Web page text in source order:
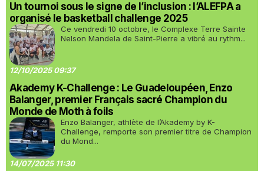
Un tournoi sous le signe de l’inclusion : l’ALEFPA a
organisé le basketball challenge 2025
Ce vendredi 10 octobre, le Complexe Terre Sainte
Nelson Mandela de Saint-Pierre a vibré au rythm...
12/10/2025 09:37
Akademy K-Challenge : Le Guadeloupéen, Enzo
Balanger, premier Français sacré Champion du
Monde de Moth à foils
Enzo Balanger, athlète de l’Akademy by K-
Challenge, remporte son premier titre de Champion
du Mond...
14/07/2025 11:30